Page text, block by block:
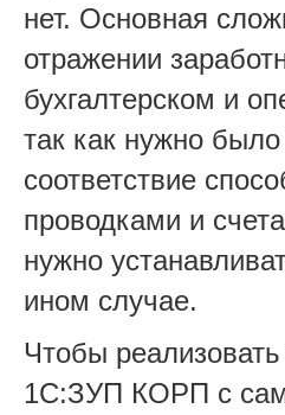
нет. Основная
отражении
бухгалтерском и
так как нужно было
соответствие
проводками и
нужно
ином случае.
Чтобы реализовать
1С:ЗУП КОРП с